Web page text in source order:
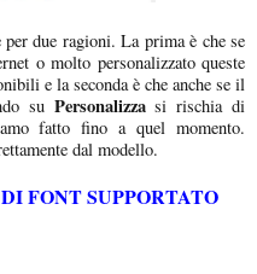
due ragioni. La prima è che se
o molto personalizzato queste
e la seconda è che anche se il
su Personalizzasi rischia di
fatto fino a quel momento.
dal modello.
FONT SUPPORTATO